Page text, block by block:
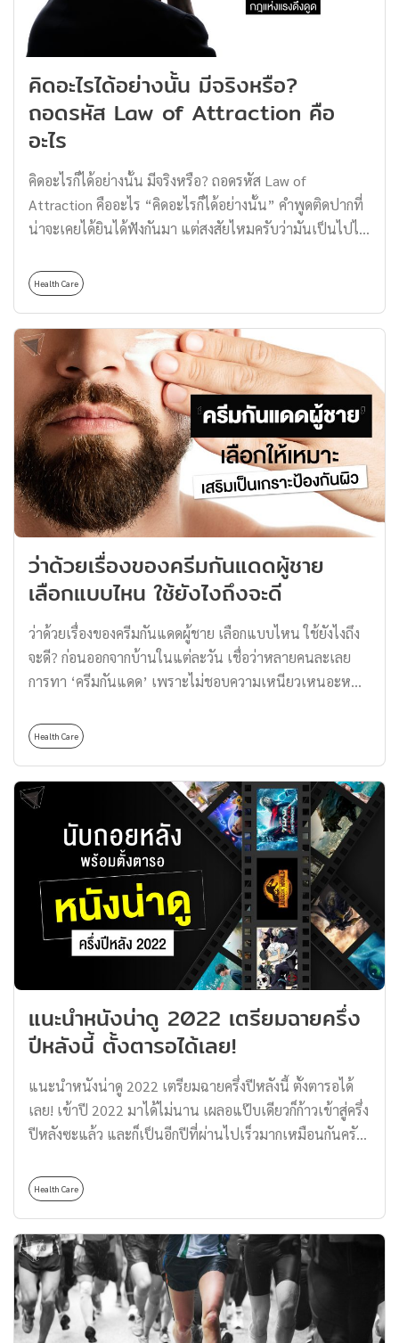
ปาก ครั้นจะบอกว่าเป็นความบันเทิงก็พูดได้ไม่เต็มร้อยนี้คือ
อะไร? วันนี้เราจะมาขุดลึกถึงประวัติศาสตร์ของการต่อสู้บน
สังเวียนคาดเชือก สมรภูมิแห่งกำปั้นที่กวาดเงินสะพัดไปกว่า
หมื่นล้านดอลลาร์กัน! ว่าด้วยเรื่องประวัติศาสตร์ของมวยปล้ำ
การใช้กำลังเพื่อเฟ้นหาผู้แข็งแกร่งนั้นมีมาตั้งแต่อดีตกาล
กีฬาที่วัดกันด้วยแรงกายอย่าง ‘มวยปล้ำ’ จึงเกิดขึ้นมานาน
ประวัติศาสตร์พบว่า ชาวบาบิโลน (Babylon) และชาวกรีก
โบราณ (Ancient Greek) มีวัฒนธรรมการเล่นมวยปล้ำร่วม
อยู่ด้วย โดยมีทั้งการวัดความแข็งแกร่ง, การแข่งขันกีฬา และ
ชนชั้นสูงในประเทศอังกฤษ ฝรั่งเศส และญี่ปุ่น (ซูโม่) ก่อนจะ
ถูกนำไปปัดฝุ่นใหม่โดยสหรัฐอเมริกา ประเทศที่ฮิตกีฬามวย
ปล้ำช้าที่สุด แต่กลับพัฒนาอุตสาหกรรมนี้จนโด่งดังไปทั่วโลก
จากความนิยมของมวยปล้ำในอเมริกาที่เพิ่มสูงขึ้น […]
คิดอะไรได้อย่างนั้น มีจริงหรือ?
ถอดรหัส Law of Attraction คือ
อะไร
คิดอะไรก็ได้อย่างนั้น มีจริงหรือ? ถอดรหัส Law of
Attraction คืออะไร “คิดอะไรก็ได้อย่างนั้น” คำพูดติดปากที่
น่าจะเคยได้ยินได้ฟังกันมา แต่สงสัยไหมครับว่ามันเป็นไปได้
Attraction กฎที่ว่าด้วยเรื่องของการใช้ ‘ความคิด’ เป็น
‘แรงดึงดูด’ สิ่งต่าง ๆ เข้ามาในชีวิตของเรา อ่านถึงตรงนี้
หลายคนคงสนใจอยากรู้แล้วว่า Law of Attraction คืออะไร
เราสามารถนำกฎนี้ไปใช้ในชีวิตประจำวันได้ยังไงบ้าง ไปดู
กันเลยครับ Law of Attraction คืออะไร? Law of
Attraction คือ หลักปรัชญาที่ได้รับการพูดถึงมาตั้งแต่ปี
1887 และยังคงได้รับความนิยมมาจนถึงปัจจุบันเพราะถูก
อ้างอิงในหนังสือแนวจิตวิทยาพัฒนาตนเอง (Self-Help
Books) ชื่อว่า ‘The Secret’ (2006) เขียนโดย Rhonda
Byrne มียอดขายถล่มทลายกว่า 30 ล้านเล่มทั่วโลก โดย Law
[…]
Health Care
ว่าด้วยเรื่องของครีมกันแดดผู้ชาย
เลือกแบบไหน ใช้ยังไงถึงจะดี
ว่าด้วยเรื่องของครีมกันแดดผู้ชาย เลือกแบบไหน ใช้ยังไงถึง
จะดี? ก่อนออกจากบ้านในแต่ละวัน เชื่อว่าหลายคนละเลย
การทา ‘ครีมกันแดด’ เพราะไม่ชอบความเหนียวเหนอะหนะ
ไม่สม่ำเสมอ หรือคิดว่าเป็นเรื่องไม่จำเป็น ไม่ทาก็คงไม่
เป็นไร แต่ความจริงแล้ว การทาครีมกันแดดถือเป็นหนึ่งใน
ขั้นตอนสำคัญของการบำรุงผิว เป็นสิ่งที่ทุกคนควรทำให้เป็น
กิจวัตร เพราะแสงอาทิตย์ที่ต้องเผชิญ มีทั้งรังสี UVA สาเหตุ
ของริ้วรอยก่อนวัย รังสี UVB สาเหตุของผิวหมองคล้ำ จุดด่าง
ดำต่าง ๆ นอกจากนี้หากยิ่งตากแดดไปเรื่อย ๆ นานวันเข้าก็มี
โอกาสเกิดมะเร็งผิวหนังเพิ่มขึ้นอีกด้วยนะครับ ดังนั้น
Thomas จึงได้นำประเด็นน่าสนใจเกี่ยวกับ ‘ครีมกันแดด
ผู้ชาย’ มาฝากกัน พร้อมแนะนำเทคนิควิธีการเลือกใช้ครีม
กันแดดที่สามารถนำไปปรับใช้ได้ เผื่อจะช่วยให้หลาย ๆ คน
เปลี่ยนใจหันมาให้ความสำคัญกับการทาครีมกันแดดกันมาก
ขึ้น ครีมกันแดดผู้ชายมีกี่ประเภท? โดยปกติแล้วแม้ว่าผิวของ
ผู้ชายจะมีความหนาและมันกว่าผู้หญิง แต่โครงสร้างภายใน
ผิวไม่ได้แตกต่างกันมาก ครีมกันแดดผู้ชายจึงไม่ได้มีคุณสมบัติ
กันแดดผู้ชายจะแบบเป็น 2 ประเภท ตามกลไกการป้องกัน
แสงแดด และตามบริเวณที่ใช้ทา ดังนี้ 1. ประเภทตามกลไก
การป้องกันแสงแดด สารกันแดดแบบเคมี (Chemical
แสงแดด ด้วยสารเคมีที่มีคุณสมบัติดูดซับแสงที่ทำอันตราย
สารกรองแสง ช่วยเป็นเกราะป้องกันทั้งรังสี […]
Health Care
แนะนำหนังน่าดู 2022 เตรียมฉายครึ่ง
ปีหลังนี้ ตั้งตารอได้เลย!
แนะนำหนังน่าดู 2022 เตรียมฉายครึ่งปีหลังนี้ ตั้งตารอได้
เลย! เข้าปี 2022 มาได้ไม่นาน เผลอแป๊บเดียวก็ก้าวเข้าสู่ครึ่ง
ปีหลังซะแล้ว และก็เป็นอีกปีที่ผ่านไปเร็วมากเหมือนกันครับ
รออยู่อีกเพียบ วันนี้ Thomas Thailand จึงขอมาแนะนำหนัง
น่าดู 2022 ช่วงครึ่งปีหลังกันครับ ซึ่งเราคัดมา 10 เรื่องด้วย
กันบอกเลยว่าน่าสนใจทุกเรื่องจริง ๆ จะมีเรื่องไหนเตะตา
โดนใจบ้าง ตามไปดูพร้อมกันเลยครับ 1. หนังน่าดู 2022
เรื่อง Jujutsu Kaisen : Zero มหาเวทย์ผนึกมาร : ซีโร่ วันเข้า
ฉาย: 23 มิถุนายน 2022 ถ้าจะพูดถึงภาพยนตร์ที่คออนิเมะ
หลายคนกำลังตั้งตารอในปีนี้คงหนีไม่พ้นเรื่อง Jujutsu
Health Care